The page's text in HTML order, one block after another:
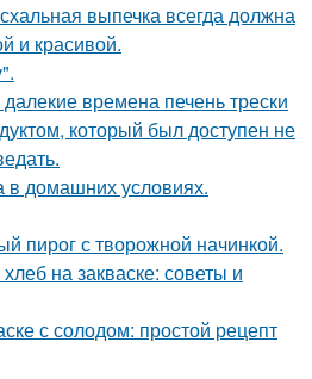
выпечка всегда должна
и красивой.
времена печень трески
который был доступен не
домашних условиях.
пирог с творожной начинкой.
на закваске: советы и
с солодом: простой рецепт